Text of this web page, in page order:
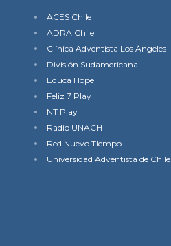
ACES Chile
ADRA Chile
Clínica Adventista Los Ángeles
División Sudamericana
Educa Hope
Feliz 7 Play
NT Play
Radio UNACH
Red Nuevo TIempo
Universidad Adventista de Chile